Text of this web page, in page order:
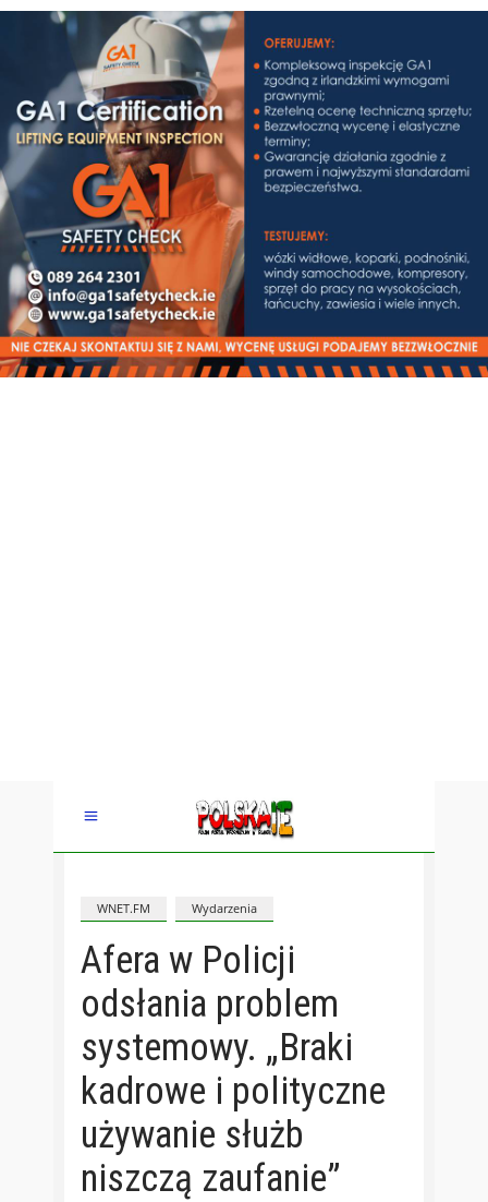
WNET.FM Wydarzenia
Afera w Policji
odsłania problem
systemowy. „Braki
kadrowe i polityczne
używanie służb
niszczą zaufanie”